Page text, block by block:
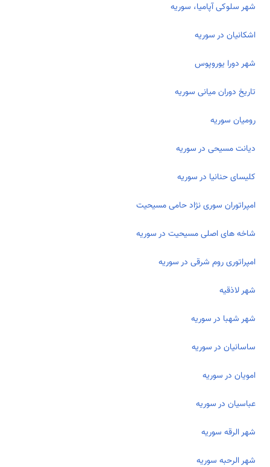
شهر سلوکی آپامیا، سوریه
اشکانیان در سوریه
شهر دورا یوروپوس
تاریخ دوران میانی سوریه
رومیان سوریه
دیانت مسیحی در سوریه
کلیسای حنانیا در سوریه
امپراتوران سوری نژاد حامی مسیحیت
شاخه های اصلی مسیحیت در سوریه
امپراتوری روم شرقی در سوریه
شهر لاذقیه
شهر شهبا در سوریه
ساسانیان در سوریه
امویان در سوریه
عباسیان در سوریه
شهر الرقه سوریه
شهر الرحبه سوریه